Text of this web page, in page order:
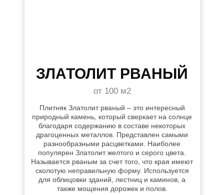
ЗЛАТОЛИТ РВАНЫЙ
Плитняк Златолит рваный – это интересный
природный камень, который сверкает на солнце
благодаря содержанию в составе некоторых
драгоценных металлов. Представлен самыми
разнообразными расцветками. Наиболее
популярен Златолит желтого и серого цвета.
Называется рваным за счет того, что края имеют
сколотую неправильную форму. Используется
для облицовки зданий, лестниц и каминов, а
также мощения дорожек и полов.
от 100 м2